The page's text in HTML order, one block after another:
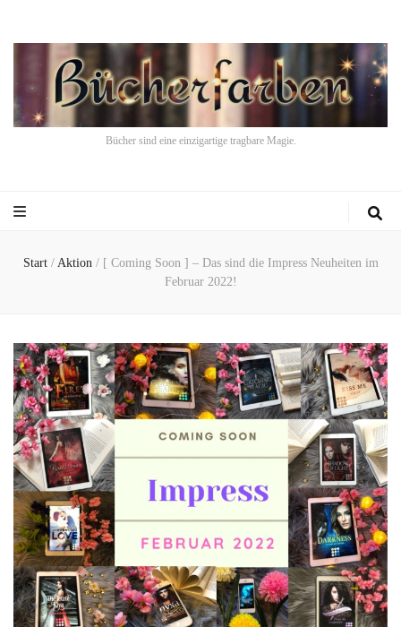
Bücher sind eine einzigartige tragbare Magie.
Start / Aktion / [ Coming Soon ] – Das sind die Impress Neuheiten im
Februar 2022!